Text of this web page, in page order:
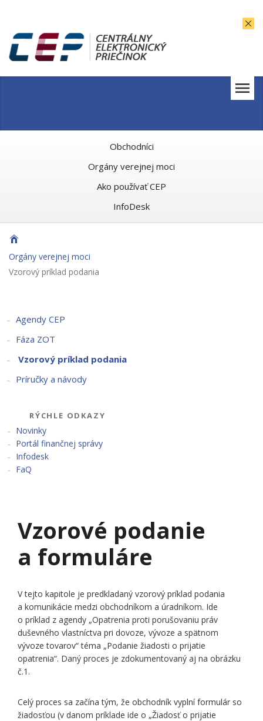
Obchodníci
Orgány verejnej moci
Ako používať CEP
InfoDesk
Orgány verejnej moci
Vzorový príklad podania
Agendy CEP
Fáza ZOT
Vzorový príklad podania
Príručky a návody
RÝCHLE ODKAZY
Novinky
Portál finančnej správy
Infodesk
FaQ
Vzorové podanie
a formuláre
V tejto kapitole je predkladaný vzorový príklad podania
a komunikácie medzi obchodníkom a úradníkom. Ide
o príklad z agendy „Opatrenia proti porušovaniu práv
duševného vlastníctva pri dovoze, vývoze a spätnom
vývoze tovarov“ téma „Podanie žiadosti o prijatie
opatrenia“. Daný proces je zdokumentovaný aj na obrázku
č.1.
Celý proces sa začína tým, že obchodník vyplní formulár so
žiadosťou (v danom príklade ide o „Žiadosť o prijatie